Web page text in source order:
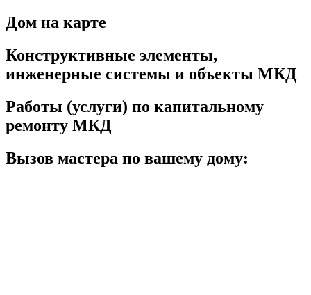
Дом на карте
Конструктивные элементы,
инженерные системы и объекты МКД
Работы (услуги) по капитальному
ремонту МКД
Вызов мастера по вашему дому: